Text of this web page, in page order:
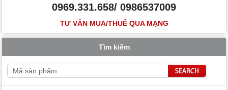
0969.331.658/ 0986537009
TƯ VẤN MUA/THUÊ QUA MẠNG
Tìm kiếm